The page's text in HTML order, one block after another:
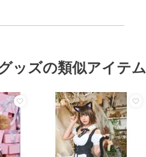
ッズの類似アイテム